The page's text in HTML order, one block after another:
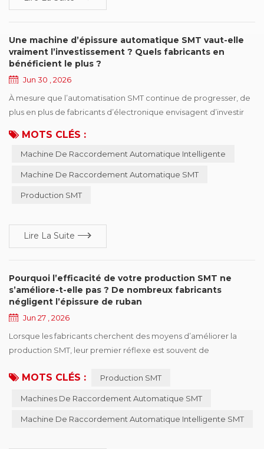
Une machine d’épissure automatique SMT vaut-elle
vraiment l’investissement ? Quels fabricants en
bénéficient le plus ?
Jun 30 , 2026
À mesure que l’automatisation SMT continue de progresser, de
plus en plus de fabricants d’électronique envisagent d’investir
Cependant, avant de prendre une décision d’achat, de
nombreux fabricants se posent la même question: Une machine
réponse dépend de votre environnement de productio...
MOTS CLÉS :
Machine De Raccordement Automatique Intelligente
Machine De Raccordement Automatique SMT
Production SMT
Lire La Suite
Pourquoi l’efficacité de votre production SMT ne
s’améliore-t-elle pas ? De nombreux fabricants
négligent l’épissure de ruban
Jun 27 , 2026
Lorsque les fabricants cherchent des moyens d’améliorer la
production SMT, leur premier réflexe est souvent de
programmes de production ou d’ajuster les plannings de
plus rapides et plus avancés, de nombreuses usines constatent
encore que l’efficacité de production est inférieure aux att...
MOTS CLÉS : Production SMT
Machines De Raccordement Automatique SMT
Machine De Raccordement Automatique Intelligente SMT